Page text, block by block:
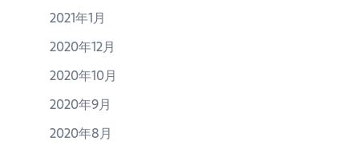
2021年1月
2020年12月
2020年10月
2020年9月
2020年8月